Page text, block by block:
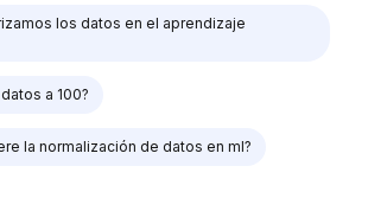
los datos en el aprendizaje
a 100?
la normalización de datos en ml?